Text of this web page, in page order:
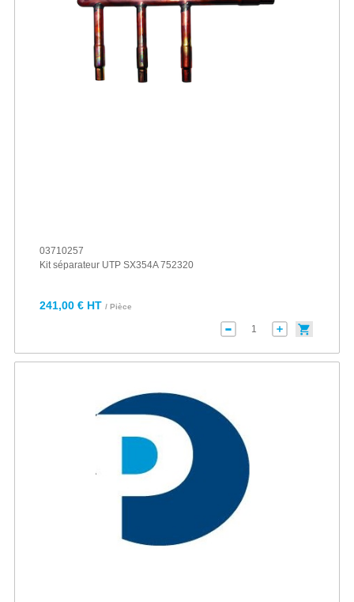
03710257
Kit séparateur UTP SX354A 752320
241,00 € HT / Pièce